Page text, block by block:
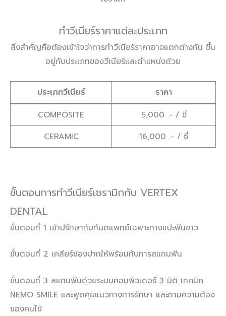
ทำวีเนียร์ราคาแต่ละประเภท
สิ่งสำคัญคือต้องเข้าใจว่าการทำวีเนียร์ราคาอาจแตกต่างกัน ขึ้น
อยู่กับประเภทของวีเนียร์และตำแหน่งด้วย
ประเภทวีเนียร์
ราคา
COMPOSITE
5,000 .- / ซี่
CERAMIC
16,000 .- / ซี่
ขั้นตอนการทำวีเนียร์เซรามิกกับ VERTEX
DENTAL
ขั้นตอนที่ 1 เข้าปรึกษากับทันตแพทย์เฉพาะทางแปะฟันขาว
ขั้นตอนที่ 2 เคลียร์ช่องปากให้พร้อมกับการสแกนฟัน
ขั้นตอนที่ 3 สแกนฟันด้วยระบบคอมพิวเตอร์ 3 มิติ เทคนิค
NEMO SMILE และพูดคุยแนวทางการรักษา และถามความต้อง
ของคนไข้